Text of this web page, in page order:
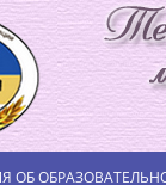
ОБ